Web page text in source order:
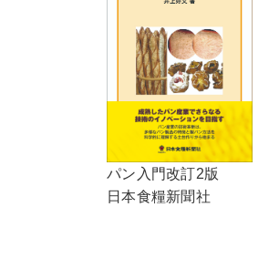
パン入門改訂2版
日本食糧新聞社